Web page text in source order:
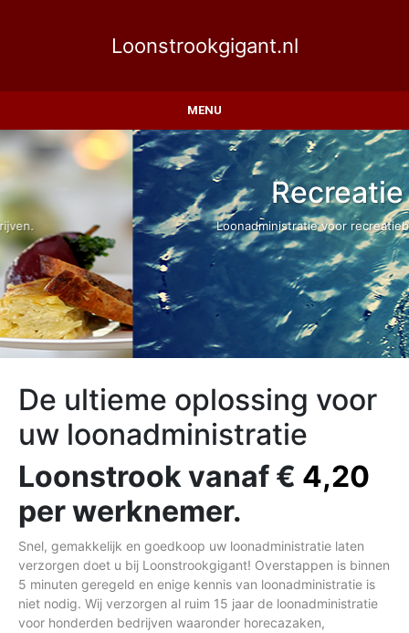
Loonstrookgigant.nl
MENU
Recreatie
Loonadministratie voor recreatiebedrijven.
De ultieme oplossing voor
uw loonadministratie
Loonstrook vanaf € 4,20
per werknemer.
Snel, gemakkelijk en goedkoop uw loonadministratie laten
verzorgen doet u bij Loonstrookgigant! Overstappen is binnen
5 minuten geregeld en enige kennis van loonadministratie is
niet nodig. Wij verzorgen al ruim 15 jaar de loonadministratie
voor honderden bedrijven waaronder horecazaken,